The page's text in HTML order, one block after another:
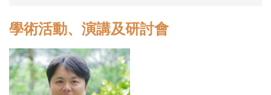
學術活動、演講及研討會